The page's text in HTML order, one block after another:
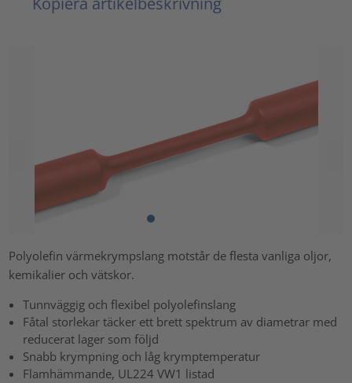
Polyolefin värmekrympslang motstår de flesta vanliga oljor,
kemikalier och vätskor.
Tunnväggig och flexibel polyolefinslang
Fåtal storlekar täcker ett brett spektrum av diametrar med
reducerat lager som följd
Snabb krympning och låg krymptemperatur
Flamhämmande, UL224 VW1 listad